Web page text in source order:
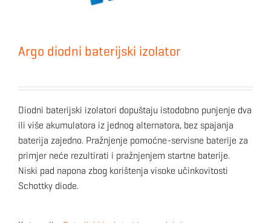
Argo diodni baterijski izolator
Diodni baterijski izolatori dopuštaju istodobno punjenje dva
ili više akumulatora iz jednog alternatora, bez spajanja
baterija zajedno. Pražnjenje pomoćne-servisne baterije za
primjer neće rezultirati i pražnjenjem startne baterije.
Niski pad napona zbog korištenja visoke učinkovitosti
Schottky diode.